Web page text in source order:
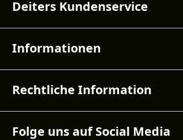
Deiters Kundenservice
Informationen
Rechtliche Information
Folge uns auf Social Media